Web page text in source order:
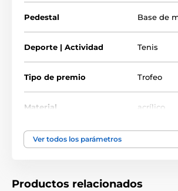
Pedestal Base de
Deporte | Actividad Tenis
Tipo de premio Trofeo
Material acrílico
Ver todos los parámetros
Productos relacionados